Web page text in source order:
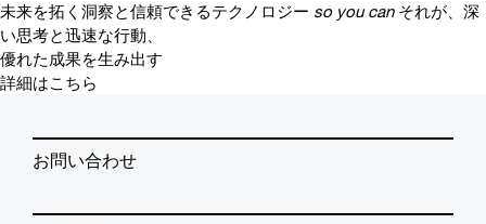
未来を拓く洞察と信頼できるテクノロジー so you can それが、深
い思考と迅速な行動、
優れた成果を生み出す
詳細はこちら
お問い合わせ